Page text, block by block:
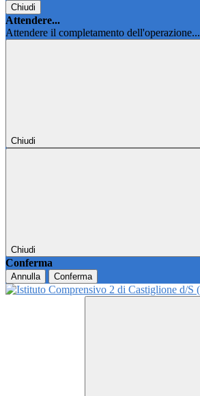
Chiudi
Attendere...
Attendere il completamento dell'operazione...
Chiudi
Chiudi
Conferma
Annulla Conferma